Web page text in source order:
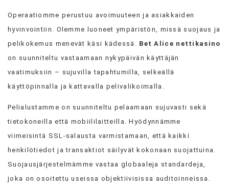
Operaatiomme perustuu avoimuuteen ja asiakkaiden
hyvinvointiin. Olemme luoneet ympäristön, missä suojaus ja
pelikokemus menevät käsi kädessä. Bet Alice nettikasino
on suunniteltu vastaamaan nykypäivän käyttäjän
vaatimuksiin – sujuvilla tapahtumilla, selkeällä
käyttöpinnalla ja kattavalla pelivalikoimalla.
Pelialustamme on suunniteltu pelaamaan sujuvasti sekä
tietokoneilla että mobiililaitteilla. Hyödynnämme
viimeisintä SSL-salausta varmistamaan, että kaikki
henkilötiedot ja transaktiot säilyvät kokonaan suojattuina.
Suojausjärjestelmämme vastaa globaaleja standardeja,
joka on osoitettu useissa objektiivisissa auditoinneissa.